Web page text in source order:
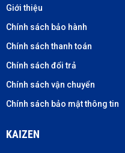
Giới thiệu
Chính sách bảo hành
Chính sách thanh toán
Chính sách đổi trả
Chính sách vận chuyển
Chính sách bảo mật thông tin
KAIZEN